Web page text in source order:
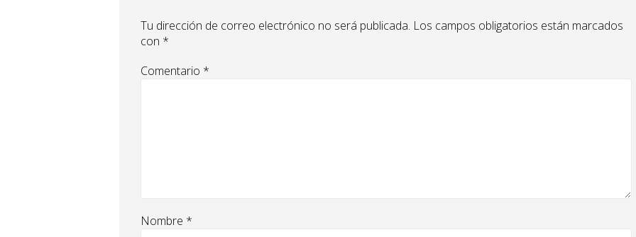
Tu dirección de correo electrónico no será publicada. Los campos obligatorios están marcados
con *
Comentario *
Nombre *